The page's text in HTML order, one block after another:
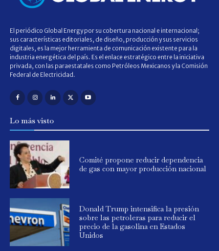
El periódico Global Energy por su cobertura nacional e internacional;
sus características editoriales, de diseño, producción y sus servicios
digitales, es la mejor herramienta de comunicación existente para la
industria energética del país. Es el enlace estratégico entre la iniciativa
privada, con las paraestatales como Petróleos Mexicanos y la Comisión
Federal de Electricidad.
Lo más visto
Comité propone reducir dependencia
de gas con mayor producción nacional
Donald Trump intensifica la presión
sobre las petroleras para reducir el
precio de la gasolina en Estados
Unidos